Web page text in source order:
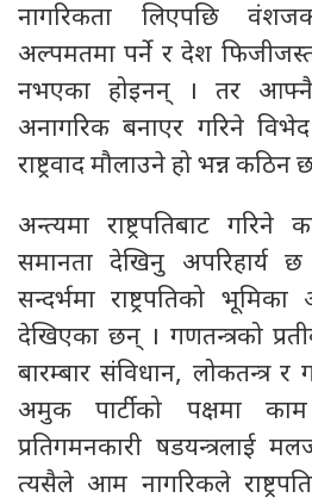
नागरिकता लिएपछि
अल्पमतमा पर्ने र देश
नभएका होइनन् । तर आफ्नै
अनागरिक बनाएर गरिने
राष्ट्रवाद मौलाउने हो भन्न कठिन
अन्त्यमा राष्ट्रपतिबाट
समानता देखिनु अपरिहार्य
सन्दर्भमा राष्ट्रपतिको
देखिएका छन् । गणतन्त्रको
बारम्बार संविधान, लोकतन्त्र र
अमुक पार्टीको पक्षमा
प्रतिगमनकारी षडयन्त्रलाई
त्यसैले आम नागरिकले